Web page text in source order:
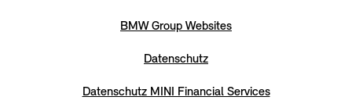
BMW Group Websites
Datenschutz
Datenschutz MINI Financial Services